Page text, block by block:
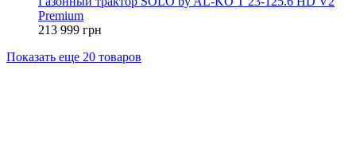
Premium
213 999 грн
Показать еще 20 товаров